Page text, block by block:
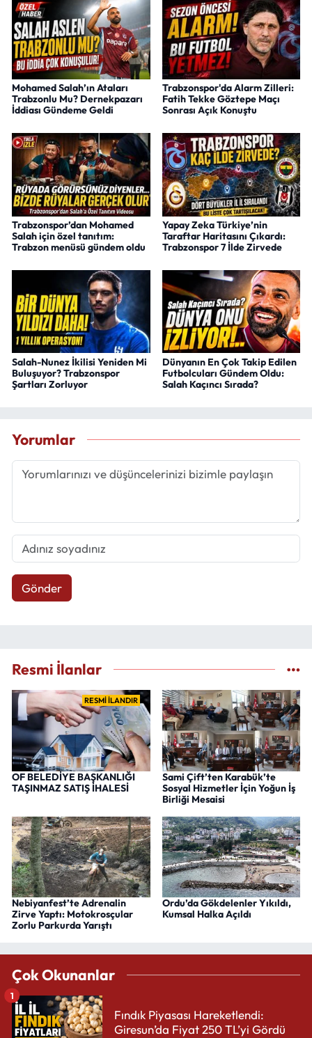
Mohamed Salah’ın Ataları
Trabzonlu Mu? Dernekpazarı
İddiası Gündeme Geldi
Trabzonspor'da Alarm Zilleri:
Fatih Tekke Göztepe Maçı
Sonrası Açık Konuştu
Trabzonspor’dan Mohamed
Salah için özel tanıtım:
Trabzon menüsü gündem oldu
Yapay Zeka Türkiye’nin
Taraftar Haritasını Çıkardı:
Trabzonspor 7 İlde Zirvede
Salah-Nunez İkilisi Yeniden Mi
Buluşuyor? Trabzonspor
Şartları Zorluyor
Dünyanın En Çok Takip Edilen
Futbolcuları Gündem Oldu:
Salah Kaçıncı Sırada?
Yorumlar
Gönder
Resmi İlanlar
RESMİ İLANDIR
OF BELEDİYE BAŞKANLIĞI
TAŞINMAZ SATIŞ İHALESİ
Sami Çift’ten Karabük’te
Sosyal Hizmetler İçin Yoğun İş
Birliği Mesaisi
Nebiyanfest’te Adrenalin
Zirve Yaptı: Motokrosçular
Zorlu Parkurda Yarıştı
Ordu’da Gökdelenler Yıkıldı,
Kumsal Halka Açıldı
Çok Okunanlar
Fındık Piyasası Hareketlendi:
Giresun’da Fiyat 250 TL’yi Gördü
1